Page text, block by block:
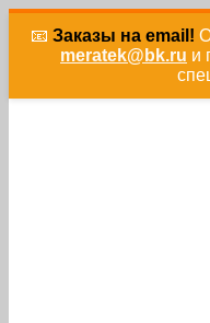
📧 Заказы на email!
meratek@bk.ru и